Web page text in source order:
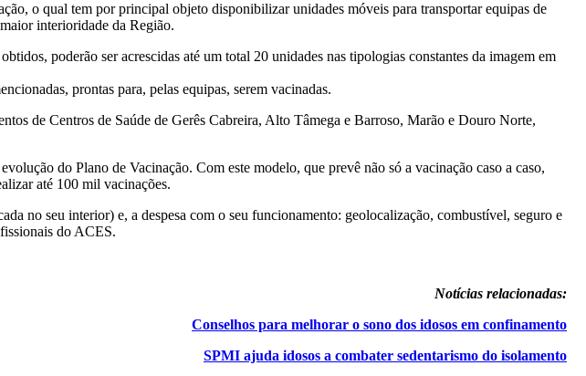
o qual tem por principal objeto disponibilizar unidades móveis para transportar equipas de
interioridade da Região.
poderão ser acrescidas até um total 20 unidades nas tipologias constantes da imagem em
prontas para, pelas equipas, serem vacinadas.
de Centros de Saúde de Gerês Cabreira, Alto Tâmega e Barroso, Marão e Douro Norte,
do Plano de Vacinação. Com este modelo, que prevê não só a vacinação caso a caso,
até 100 mil vacinações.
no seu interior) e, a despesa com o seu funcionamento: geolocalização, combustível, seguro e
do ACES.
Notícias relacionadas:
Conselhos para melhorar o sono dos idosos em confinamento
SPMI ajuda idosos a combater sedentarismo do isolamento